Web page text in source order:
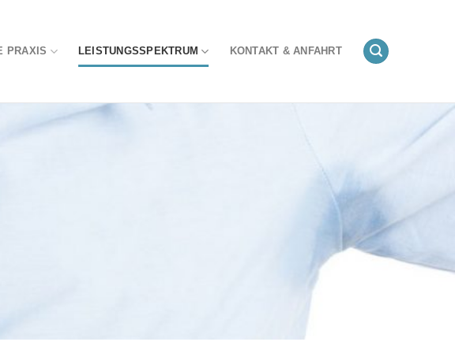
PRAXIS LEISTUNGSSPEKTRUM KONTAKT & ANFAHRT